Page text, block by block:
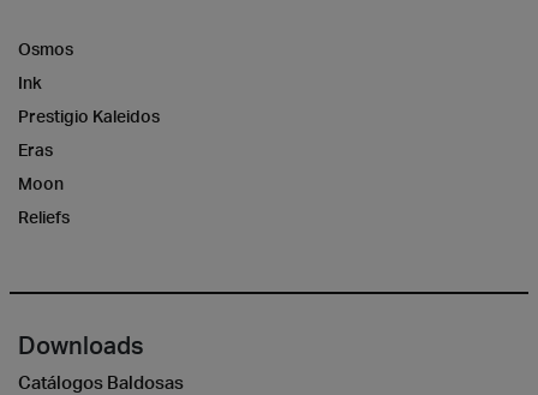
Osmos
Ink
Prestigio Kaleidos
Eras
Moon
Reliefs
Downloads
Catálogos Baldosas